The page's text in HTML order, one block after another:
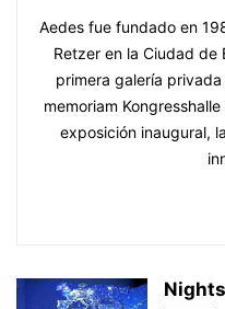
Aedes fue fundado en
Retzer en la Ciudad de
primera galería
memoriam
exposición inaugural,